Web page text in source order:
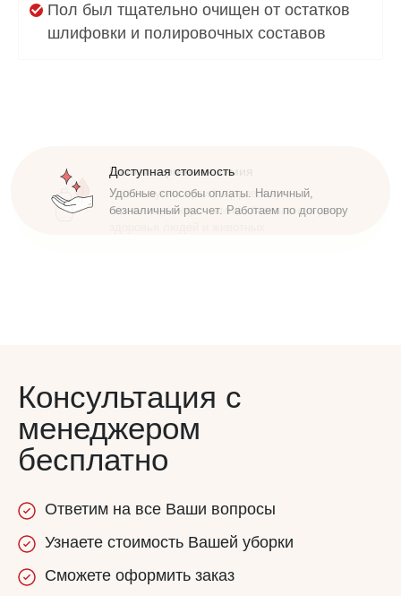
Пол был тщательно очищен от остатков
шлифовки и полировочных составов
Доступная стоимость
Удобные способы оплаты. Наличный,
безналичный расчет. Работаем по договору
Консультация с
менеджером
бесплатно
Ответим на все Ваши вопросы
Узнаете стоимость Вашей уборки
Сможете оформить заказ